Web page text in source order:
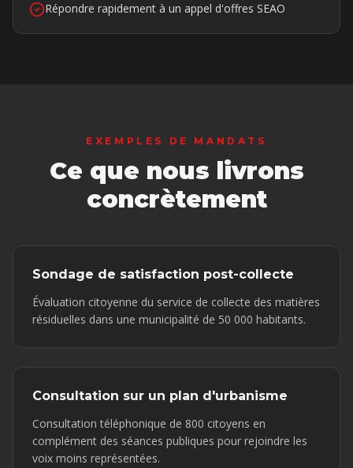
Répondre rapidement à un appel d'offres SEAO
EXEMPLES DE MANDATS
Ce que nous livrons
concrètement
Sondage de satisfaction post-collecte
Évaluation citoyenne du service de collecte des matières
résiduelles dans une municipalité de 50 000 habitants.
Consultation sur un plan d'urbanisme
Consultation téléphonique de 800 citoyens en
complément des séances publiques pour rejoindre les
voix moins représentées.